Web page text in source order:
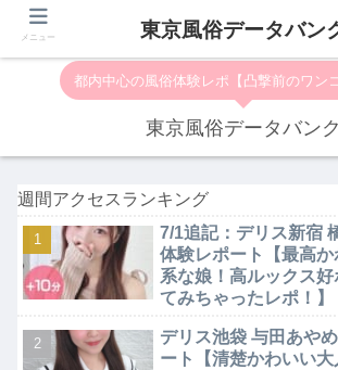
都内中心の風俗体験レポ【凸撃前のワン
東京風俗データバンク
週間アクセスランキング
7/1追記：デリス新宿
体験レポート【最高
系な娘！高ルックス
てみちゃったレポ！】
デリス池袋 与田あや
ート【清楚かわいい
メニュー 東京風俗データバン